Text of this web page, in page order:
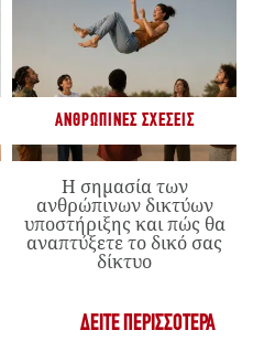
ΑΝΘΡΏΠΙΝΕΣ ΣΧΈΣΕΙΣ
Η σημασία των
ανθρώπινων δικτύων
υποστήριξης και πώς θα
αναπτύξετε το δικό σας
δίκτυο
ΔΕΊΤΕ ΠΕΡΙΣΣΌΤΕΡΑ